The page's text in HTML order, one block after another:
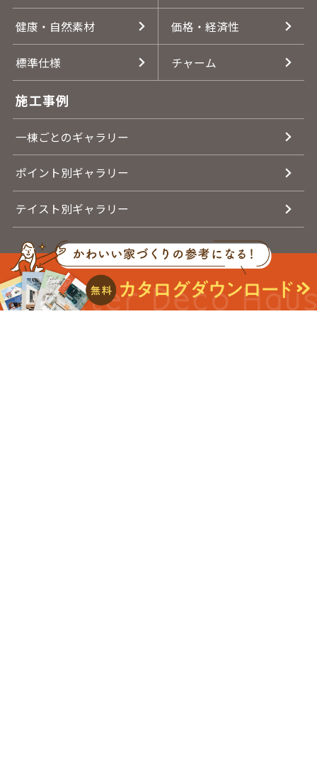
健康・自然素材 価格・経済性
標準仕様 チャーム
施工事例
一棟ごとのギャラリー
ポイント別ギャラリー
テイスト別ギャラリー
イベント情報 お客様の声
家づくりの流れ よくある質問